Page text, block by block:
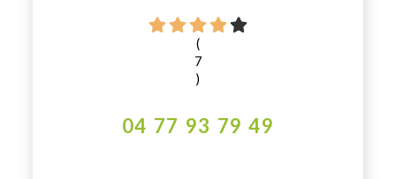
(
7
)
04 77 93 79 49